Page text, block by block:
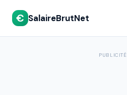
€ SalaireBrutNet
PUBLICITÉ